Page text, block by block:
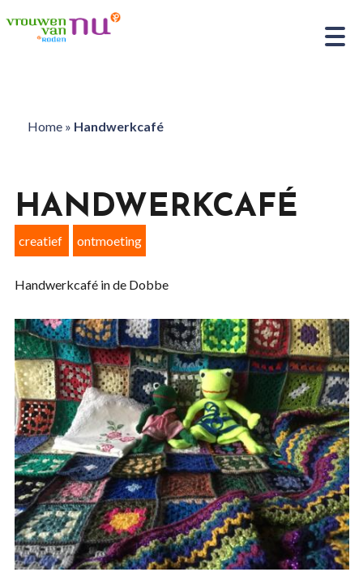
Home» Handwerkcafé
HANDWERKCAFÉ
creatief ontmoeting
Handwerkcafé in de Dobbe